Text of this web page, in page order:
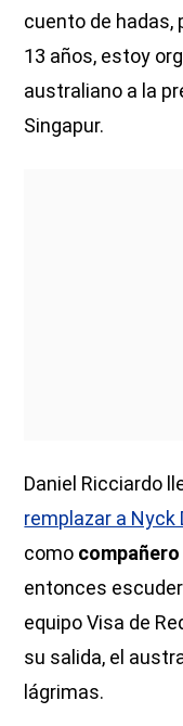
cuento de hadas,
13 años, estoy
australiano a la
Singapur.
Daniel Ricciardo
remplazar a Nyck
como
entonces
equipo Visa de
su salida, el
lágrimas.